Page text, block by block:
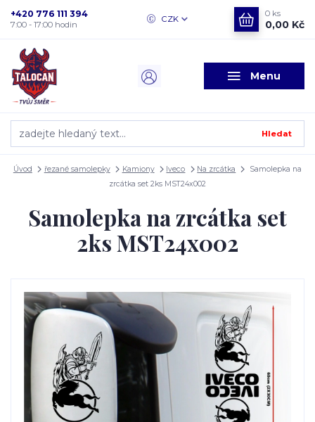
Menu
CZK
Hledat
+420 776 111 394
7:00 - 17:00 hodin
0 ks
0,00 Kč
Úvod řezané samolepky Kamiony Iveco Na zrcátka
Samolepka na
zrcátka set 2ks MST24x002
Samolepka na zrcátka set
2ks MST24x002